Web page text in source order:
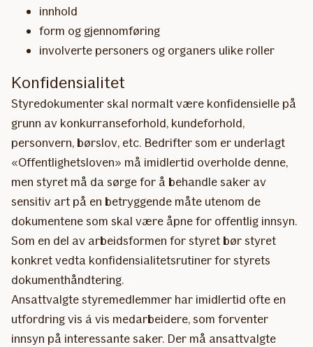
​innhold
form og gjennomføring
involverte personers og organers ulike roller
Konfidensialitet
Styredokumenter skal normalt være konfidensielle på
grunn av konkurranseforhold, kundeforhold,
personvern, børslov, etc. Bedrifter som er underlagt
«Offentlighetsloven» må imidlertid overholde denne,
men styret må da sørge for å behandle saker av
sensitiv art på en betryggende måte utenom de
dokumentene som skal være åpne for offentlig innsyn.
Som en del av arbeidsformen for styret bør styret
konkret vedta konfidensialitetsrutiner for styrets
dokumenthåndtering.
Ansattvalgte styremedlemmer har imidlertid ofte en
utfordring vis á vis medarbeidere, som forventer
innsyn på interessante saker. Der må ansattvalgte